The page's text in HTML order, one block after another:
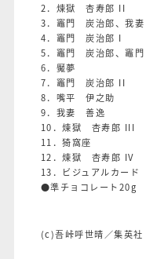
2．煉獄 杏寿郎 II
3．竈門 炭治郎、我
4．竈門 炭治郎 I
5．竈門 炭治郎、竈
6．魘夢
7．竈門 炭治郎 II
8．嘴平 伊之助
9．我妻 善逸
10．煉獄 杏寿郎 III
11．猗窩座
12．煉獄 杏寿郎 IV
13．ビジュアルカード
●準チョコレート20g
(c)吾峠呼世晴／集英